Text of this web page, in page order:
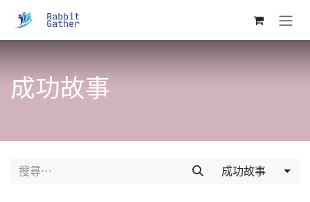
成功故事
成功故事